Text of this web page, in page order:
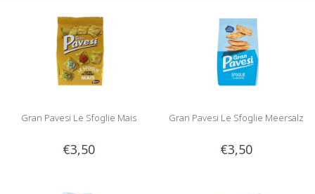
Gran Pavesi Le Sfoglie Mais
€3,50
Gran Pavesi Le Sfoglie Meersalz
€3,50